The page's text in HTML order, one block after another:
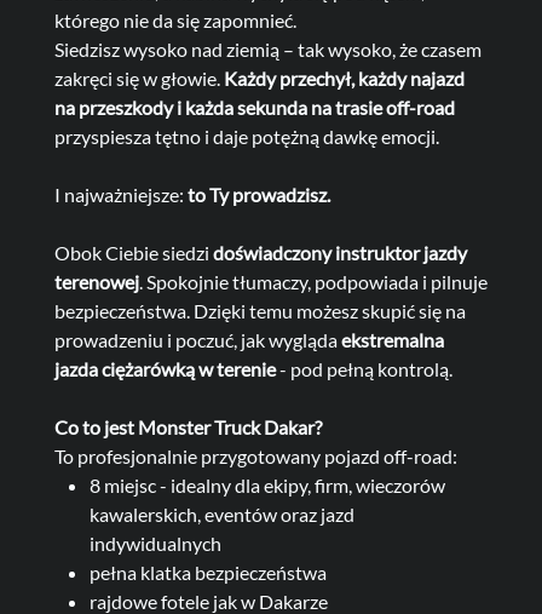
którego nie da się zapomnieć.
Siedzisz wysoko nad ziemią – tak wysoko, że czasem
zakręci się w głowie. Każdy przechył, każdy najazd
na przeszkody i każda sekunda na trasie off-road
przyspiesza tętno i daje potężną dawkę emocji.
I najważniejsze: to Ty prowadzisz.
Obok Ciebie siedzi doświadczony instruktor jazdy
terenowej. Spokojnie tłumaczy, podpowiada i pilnuje
bezpieczeństwa. Dzięki temu możesz skupić się na
prowadzeniu i poczuć, jak wyglądaekstremalna
jazda ciężarówką w terenie- pod pełną kontrolą.
Co to jest Monster Truck Dakar?
To profesjonalnie przygotowany pojazd off-road:
8 miejsc - idealny dla ekipy, firm, wieczorów
kawalerskich, eventów oraz jazd
indywidualnych
pełna klatka bezpieczeństwa
rajdowe fotele jak w Dakarze